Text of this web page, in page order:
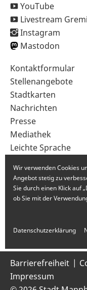
YouTube
Livestream
Instagram
Mastodon
Sekundärnavigation
im
Fußbereich
Kontaktformular
Stellenangebote
Stadtkarten
Nachrichten
Presse
Mediathek
Leichte Sprache
Barrierefreiheit
Impressum
Wir verwenden Cookies
Angebot stetig zu
Sie durch einen Klick auf
ob Sie mit der
Datenschutzerklärung